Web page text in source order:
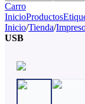
Carro
InicioProductos
Inicio/Tienda/
USB